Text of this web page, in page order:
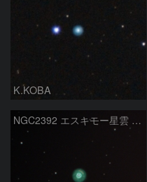
K.KOBA
NGC2392 エスキモー星雲 りゅう座